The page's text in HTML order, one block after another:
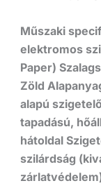
Műszaki
elektromos
Paper)
Zöld
alapú
tapadású,
hátoldal
szilárdság